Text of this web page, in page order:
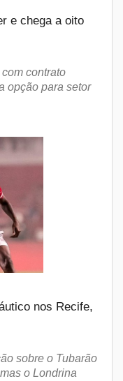
e chega a oito
contrato
opção para setor
nos Recife,
sobre o Tubarão
o Londrina